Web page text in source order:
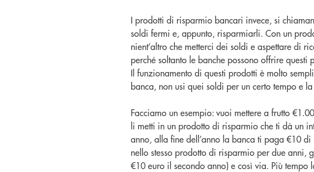
I prodotti di risparmio bancari invece, si
soldi fermi e, appunto, risparmiarli. Con un
nient’altro che metterci dei soldi e aspettare di
perché soltanto le banche possono offrire questi
Il funzionamento di questi prodotti è molto
banca, non usi quei soldi per un certo tempo e
Facciamo un esempio: vuoi mettere a frutto
li metti in un prodotto di risparmio che ti dà un
anno, alla fine dell’anno la banca ti paga €10
nello stesso prodotto di risparmio per due
€10 euro il secondo anno) e così via. Più